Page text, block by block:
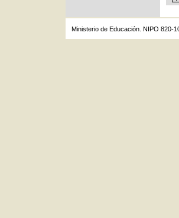
Ministerio de Educación. NIPO 820-